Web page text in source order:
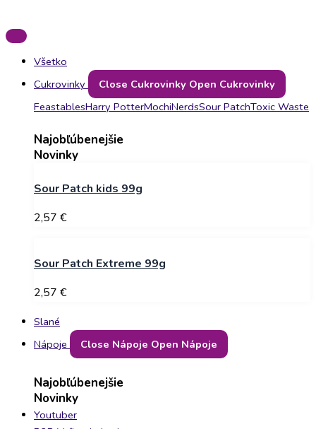
Všetko
Cukrovinky
Close Cukrovinky Open Cukrovinky
FeastablesHarry PotterMochiNerdsSour PatchToxic Waste
Najobľúbenejšie
Novinky
Sour Patch kids 99g
2,57 €
Sour Patch Extreme 99g
2,57 €
Slané
Nápoje
Close Nápoje Open Nápoje
Najobľúbenejšie
Novinky
Youtuber